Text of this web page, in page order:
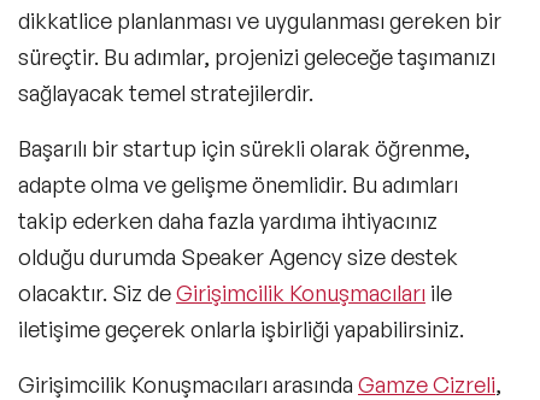
dikkatlice planlanması ve uygulanması gereken bir
süreçtir. Bu adımlar, projenizi geleceğe taşımanızı
sağlayacak temel stratejilerdir.
Başarılı bir startup için sürekli olarak öğrenme,
adapte olma ve gelişme önemlidir. Bu adımları
takip ederken daha fazla yardıma ihtiyacınız
olduğu durumda Speaker Agency size destek
olacaktır. Siz deGirişimcilik Konuşmacıları ile
iletişime geçerek onlarla işbirliği yapabilirsiniz.
Girişimcilik Konuşmacıları arasında Gamze Cizreli,